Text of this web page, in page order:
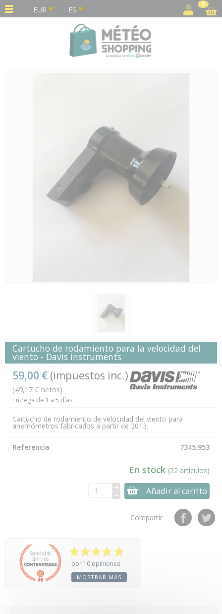
EUR ES
0
Cartucho de rodamiento para la velocidad del
viento - Davis Instruments
59,00 € (impuestos inc.)
(49,17 € netos)
Entrega de 1 a 5 días
Cartucho de rodamiento de velocidad del viento para
anemómetros fabricados a partir de 2013.
Referencia 7345.953
En stock (22 artículos)
Añadir al carrito
Compartir
por 10 opiniones
MOSTRAR MÁS
Panel de gestión de cookies